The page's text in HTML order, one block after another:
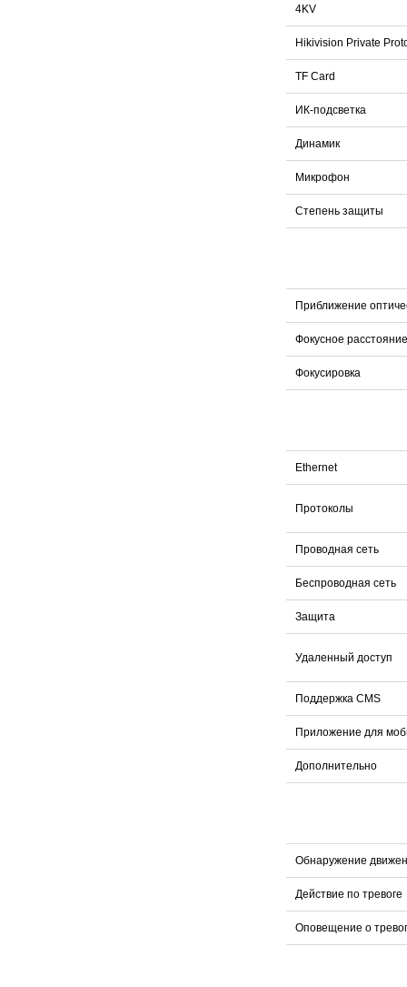
4KV
Hikivision Private
TF Card
ИК-подсветка
Динамик
Микрофон
Степень защиты
Приближение
Фокусное расстояние
Фокусировка
Ethernet
Протоколы
Проводная сеть
Беспроводная сеть
Защита
Удаленный доступ
Поддержка CMS
Приложение для
Дополнительно
Обнаружение
Действие по тревоге
Оповещение о